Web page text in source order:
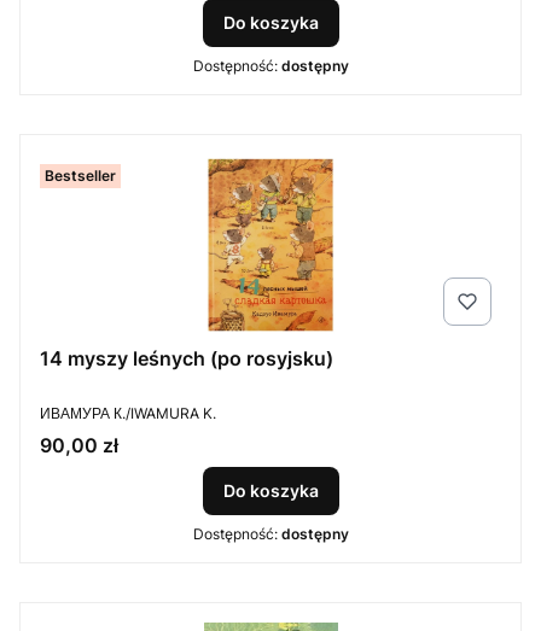
Do koszyka
Dostępność: dostępny
Bestseller
14 myszy leśnych (po rosyjsku)
PRODUCENT
ИВАМУРА К./IWAMURA K.
Cena
90,00 zł
Do koszyka
Dostępność: dostępny